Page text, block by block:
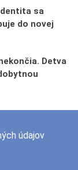
sa
do novej
Detva
údajov